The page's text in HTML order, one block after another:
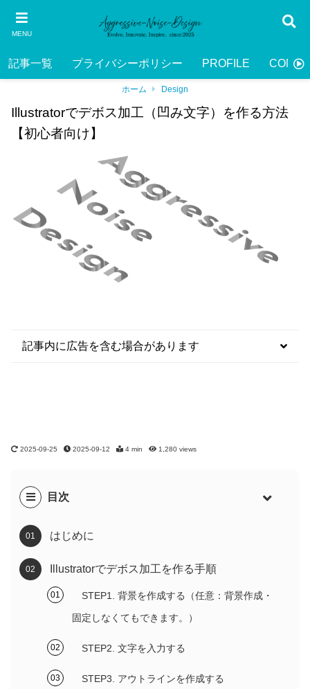
MENU
記事一覧 プライバシーポリシー PROFILE
ホーム Design
Illustratorでデボス加工（凹み文字）を作る方法
【初心者向け】
2025-09-25 2025-09-12 4 min 1,280views
記事内に広告を含む場合があります
目次
はじめに
Illustratorでデボス加工を作る手順
STEP1. 背景を作成する（任意：背景作成・
固定しなくてもできます。）
STEP2. 文字を入力する
STEP3. アウトラインを作成する